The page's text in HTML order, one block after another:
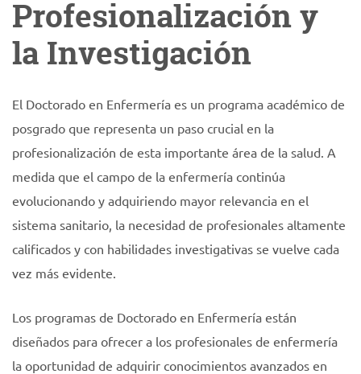
Profesionalización y
la Investigación
El Doctorado en Enfermería es un programa académico de
posgrado que representa un paso crucial en la
profesionalización de esta importante área de la salud. A
medida que el campo de la enfermería continúa
evolucionando y adquiriendo mayor relevancia en el
sistema sanitario, la necesidad de profesionales altamente
calificados y con habilidades investigativas se vuelve cada
vez más evidente.
Los programas de Doctorado en Enfermería están
diseñados para ofrecer a los profesionales de enfermería
la oportunidad de adquirir conocimientos avanzados en